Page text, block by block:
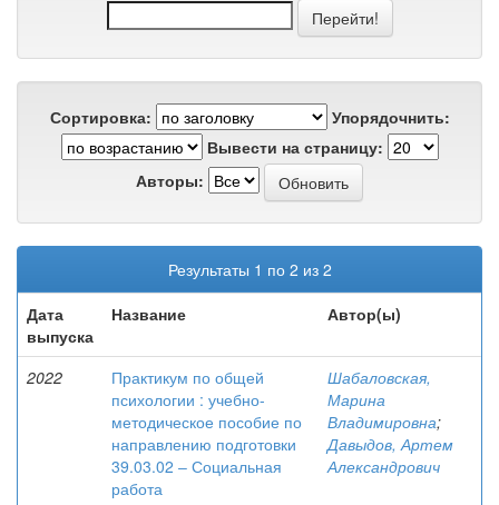
Сортировка:
Упорядочнить:
Вывести на страницу:
Авторы:
Результаты 1 по 2 из 2
Дата
выпуска
Название Автор(ы)
2022
Практикум по общей
психологии : учебно-
методическое пособие по
направлению подготовки
39.03.02 ‒ Социальная
работа
Шабаловская,
Марина
Владимировна;
Давыдов, Артем
Александрович